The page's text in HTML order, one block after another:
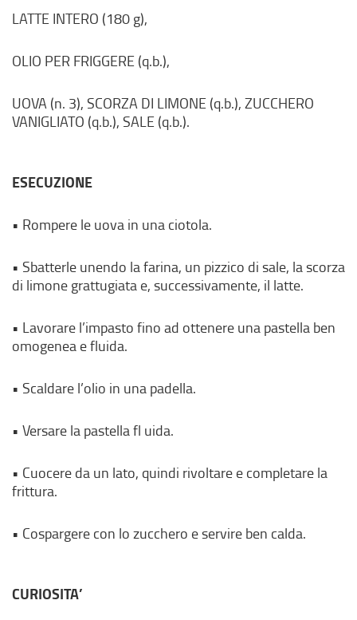
LATTE INTERO (180 g),
OLIO PER FRIGGERE (q.b.),
UOVA (n. 3), SCORZA DI LIMONE (q.b.), ZUCCHERO
VANIGLIATO (q.b.), SALE (q.b.).
ESECUZIONE
• Rompere le uova in una ciotola.
• Sbatterle unendo la farina, un pizzico di sale, la scorza
di limone grattugiata e, successivamente, il latte.
• Lavorare l’impasto fino ad ottenere una pastella ben
omogenea e fluida.
• Scaldare l’olio in una padella.
• Versare la pastella fl uida.
• Cuocere da un lato, quindi rivoltare e completare la
frittura.
• Cospargere con lo zucchero e servire ben calda.
CURIOSITA’